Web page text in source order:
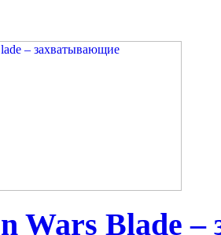
Wars Blade